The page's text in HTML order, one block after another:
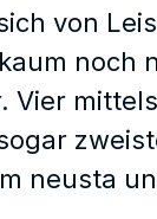
von
noch
Vier
neusta